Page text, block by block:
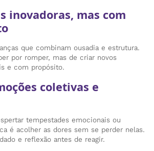
inovadoras, mas com
que combinam ousadia e estrutura.
por romper, mas de criar novos
e com propósito.
coletivas e
tempestades emocionais ou
é acolher as dores sem se perder nelas.
e reflexão antes de reagir.